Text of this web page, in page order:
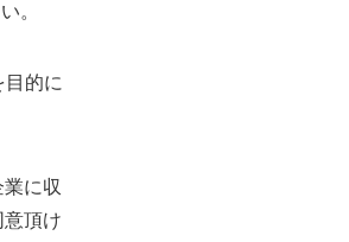
。
的に
に収
頂け